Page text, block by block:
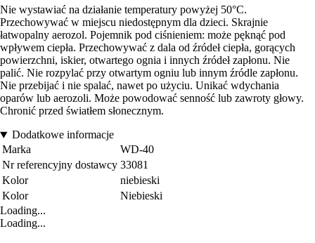
Nie wystawiać na działanie temperatury powyżej 50°C.
Przechowywać w miejscu niedostępnym dla dzieci. Skrajnie
łatwopalny aerozol. Pojemnik pod ciśnieniem: może pęknąć pod
wpływem ciepła. Przechowywać z dala od źródeł ciepła, gorących
powierzchni, iskier, otwartego ognia i innych źródeł zapłonu. Nie
palić. Nie rozpylać przy otwartym ogniu lub innym źródle zapłonu.
Nie przebijać i nie spalać, nawet po użyciu. Unikać wdychania
oparów lub aerozoli. Może powodować senność lub zawroty głowy.
Chronić przed światłem słonecznym.
Dodatkowe informacje
Marka
WD-40
Nr referencyjny dostawcy 33081
Kolor
niebieski
Kolor
Niebieski
Loading...
Loading...